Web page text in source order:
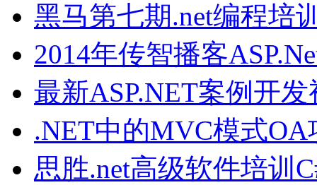
黑马第七期.net编程培
2014年传智播客
最新ASP.NET案例开
.NET中的MVC模式
思胜.net高级软件培训